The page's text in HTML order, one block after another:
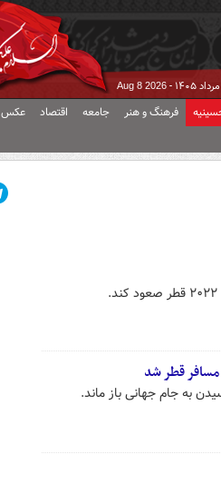
Aug 8 2026
فرهنگ و هنر جامعه اقتصاد عکس
قطر شد
به جام جهانی باز ماند.